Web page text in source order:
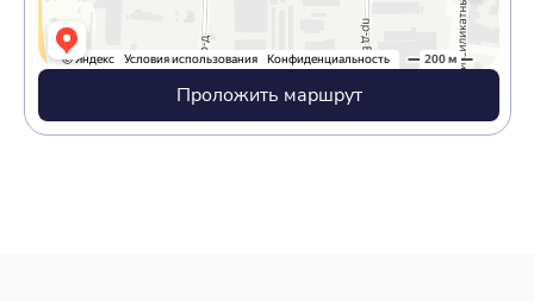
Проложить маршрут